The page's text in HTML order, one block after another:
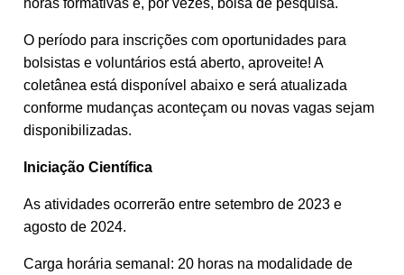
O período para inscrições com oportunidades para
bolsistas e voluntários está aberto, aproveite! A
coletânea está disponível abaixo e será atualizada
conforme mudanças aconteçam ou novas vagas sejam
disponibilizadas.
Iniciação Científica
As atividades ocorrerão entre setembro de 2023 e
agosto de 2024.
Carga horária semanal: 20 horas na modalidade de